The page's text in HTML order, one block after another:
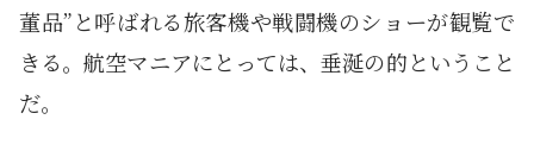
董品”と呼ばれる旅客機や戦闘機のショーが観覧で
きる。航空マニアにとっては、垂涎の的ということ
だ。